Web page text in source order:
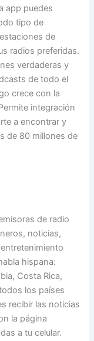
app puedes
tipo de
de
radios preferidas.
verdaderas y
de todo el
crece con la
integración
a encontrar y
de 80 millones de
de radio
noticias,
hispana:
Costa Rica,
los países
recibir las noticias
la página
a tu celular.